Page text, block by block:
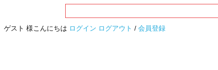
ゲスト 様こんにちは ログイン ログアウト / 会員登録